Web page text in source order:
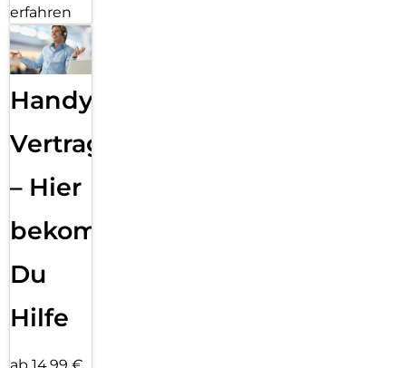
erfahren
Handy
Vertragsabwicklung
– Hier
bekommst
Du
Hilfe